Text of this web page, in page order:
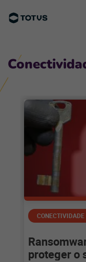
CONECTIVIDADE
proteger o